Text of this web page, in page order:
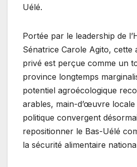
Uélé.
Portée par le leadership de
Sénatrice Carole Agito, cette
privé est perçue comme un
province longtemps
potentiel agroécologique
arables, main-d’œuvre
politique convergent
repositionner le Bas-Uélé
la sécurité alimentaire